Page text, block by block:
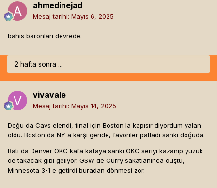
ahmedinejad
Mesaj tarihi: Mayıs 6, 2025
bahis baronları devrede.
2 hafta sonra ...
vivavale
Mesaj tarihi: Mayıs 14, 2025
Doğu da Cavs elendi, final için Boston la kapısır diyordum yalan
oldu. Boston da NY a karşı geride, favoriler patladı sanki doğuda.
Batı da Denver OKC kafa kafaya sanki OKC seriyi kazanıp yüzük
de takacak gibi geliyor. GSW de Curry sakatlanınca düştü,
Minnesota 3-1 e getirdi buradan dönmesi zor.